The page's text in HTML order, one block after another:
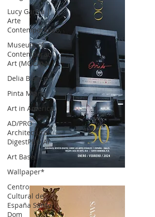
Lucy García |
Arte
Contemporáneo.
Museum of
Contemporary
Art (MOCA) N
Delia Blanco
Pinta Miami
Art in America
AD/PRO
Architectural
DigestPRO Ar
Art Basel
Wallpaper*
Centro
Cultural de
España Santo
Dom
OCA|News 30 /Enero-Febrero / 2024